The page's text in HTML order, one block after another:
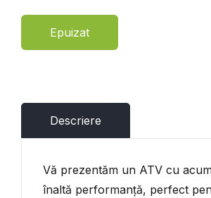
Epuizat
Descriere
Vă prezentăm un ATV cu
înaltă performanță, perfect